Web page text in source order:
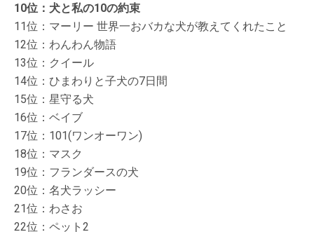
10位：犬と私の10の約束
11位：マーリー 世界一おバカな犬が教えてくれたこと
12位：わんわん物語
13位：クイール
14位：ひまわりと子犬の7日間
15位：星守る犬
16位：ベイブ
17位：101(ワンオーワン)
18位：マスク
19位：フランダースの犬
20位：名犬ラッシー
21位：わさお
22位：ペット2